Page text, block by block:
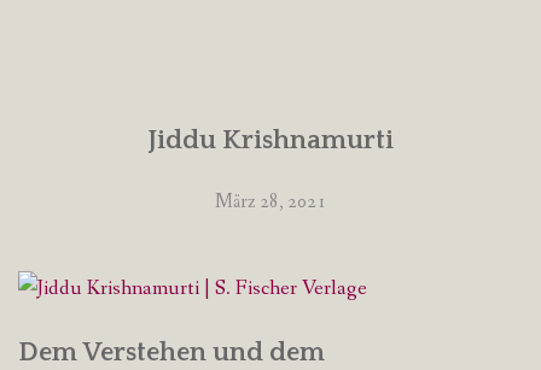
Jiddu Krishnamurti
März 28, 2021
Dem Verstehen und dem